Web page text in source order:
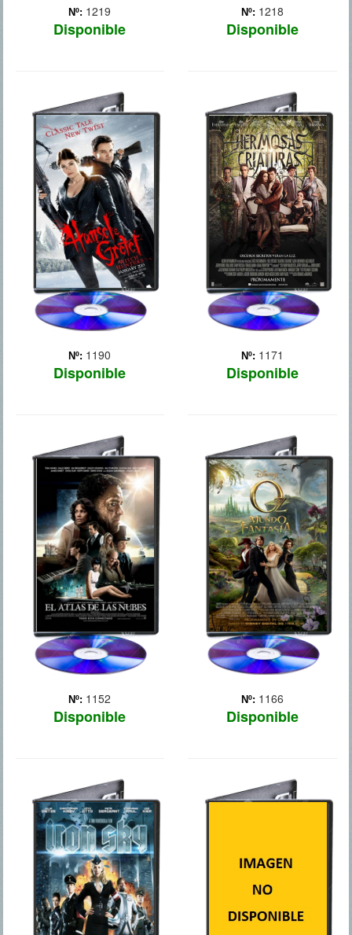
Nº: 1219
Disponible
Nº: 1218
Disponible
Nº: 1190
Disponible
HANSEL Y
GRETEL
Han pasado quince años
desde que Hansel (Jeremy
Renner) y Gretel (Gemma
Arterton) vivieron la
aventura que los hizo
famosos. Tras probar el
sabor de la sangre siendo
unos niños, ambos se
han... Más
Nº: 1171
Disponible
HERMOSAS
CRIATURAS
El hastío domina la vida de
Ethan Wate, un chico que
vive en un pueblo perdido
del sur de los Estados
Unidos. Pero un día
conoce a Lena Duchannes,
que es, al mismo tiempo, la
chica de sus su... Más
Nº: 1152
Disponible
EL ATLAS DE
LAS NUBES
Conjunto de varias
historias que se
desarrollan en el pasado,
el presente y el futuro.
Cada una de ellas está
contenida en la anterior, y
todas están enlazadas
entre sí por pequeños
detalles... Más
Nº: 1166
Disponible
OZ, UN MUNDO
DE FANTASIA
Oscar Diggs (James
Franco), un mago de circo
de dudosa reputación,
tiene que abandonar la
polvorienta Kansas y
trasladarse al brillante País
de Oz. Está convencido de
que a partir de ahora l...
Más
IRON SKY
A finales de la Segunda
Guerra Mundial un grupo
de científicos nazis
lanzaron un cohete en
dirección a la cara oculta
de la Luna. Una vez allí,
establecieron un
campamento secreto que
les pe... Más
Señor de los Anillos`, obra
de J.R.R. Tolkien. En
Gandalf y de trece enanos,
el hobbit Bilbo Bolsón
del país de los e... Más